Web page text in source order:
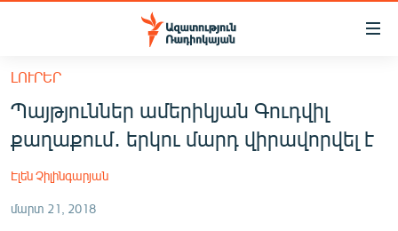
Մատչելիության
հիմնական
բովանդակությանը
հիմնական
մենյուին
ՀԱՅԱՍՏԱՆ
ՔԱՂԱՔԱԿԱՆ
ԸՆՏՐՈՒԹՅՈՒՆՆԵՐ 2026
ԻՐԱՎՈՒՆՔ
ԼՈՒՐԵՐ
Պայթյուններ ամերիկյան Գուդվիլ
քաղաքում․ երկու մարդ վիրավորվել է
Էլեն Չիլինգարյան
մարտ 21, 2018